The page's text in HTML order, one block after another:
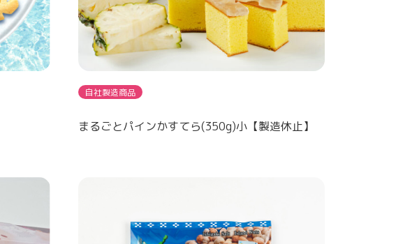
自社製造商品
まるごとパインかすてら(350g)小【製造休止】